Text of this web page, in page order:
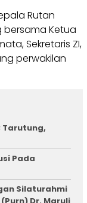
Rutan
bersama Ketua
Sekretaris ZI,
perwakilan
Tarutung,
Pada
Silaturahmi